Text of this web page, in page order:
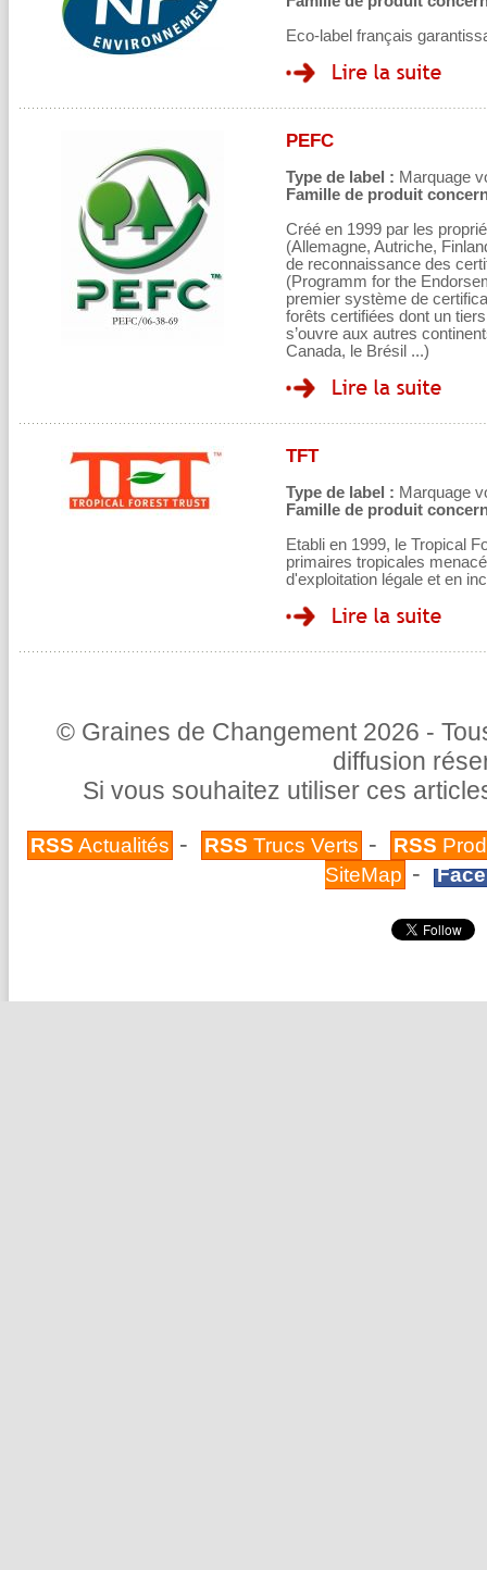
Eco-label français
PEFC
Type de label : Marquage
Famille de produit
Créé en 1999 par les
(Allemagne, Autriche,
de reconnaissance des
(Programm for the
premier système de
forêts certifiées dont un
s’ouvre aux autres
Canada, le Brésil ...)
TFT
Type de label : Marquage
Famille de produit
Etabli en 1999, le Tropical
primaires tropicales
d'exploitation légale et en
© Graines de Changement 2026 -
diffusion
Si vous souhaitez utiliser ces
RSS Actualités - RSS Trucs Verts - RSS
SiteMap -